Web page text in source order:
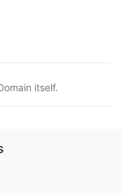
itself.